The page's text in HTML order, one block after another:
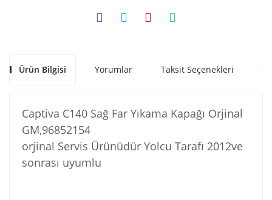
Ürün Bilgisi Yorumlar Taksit Seçenekleri
Captiva C140 Sağ Far Yıkama Kapağı Orjinal
GM,96852154
orjinal Servis Ürünüdür Yolcu Tarafı 2012ve
sonrası uyumlu